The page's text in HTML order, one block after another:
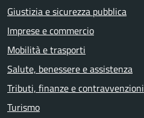
Giustizia e sicurezza pubblica
Imprese e commercio
Mobilità e trasporti
Salute, benessere e assistenza
Tributi, finanze e contravvenzioni
Turismo